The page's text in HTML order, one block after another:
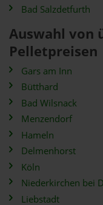
Bad Salzdetfurth
Auswahl von
Pelletpreisen
Gars am Inn
Bütthard
Bad Wilsnack
Menzendorf
Hameln
Delmenhorst
Köln
Niederkirchen bei
Liebstadt